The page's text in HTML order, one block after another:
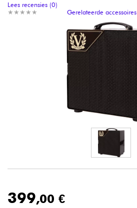
Synths & samplers
Home-studio
Hoofdtelefoon
Licht
★ ★ ★ ★ ★
★ ★ ★ ★ ★
Lees recensies (0)
Gerelateerde accessoires
399,00 €